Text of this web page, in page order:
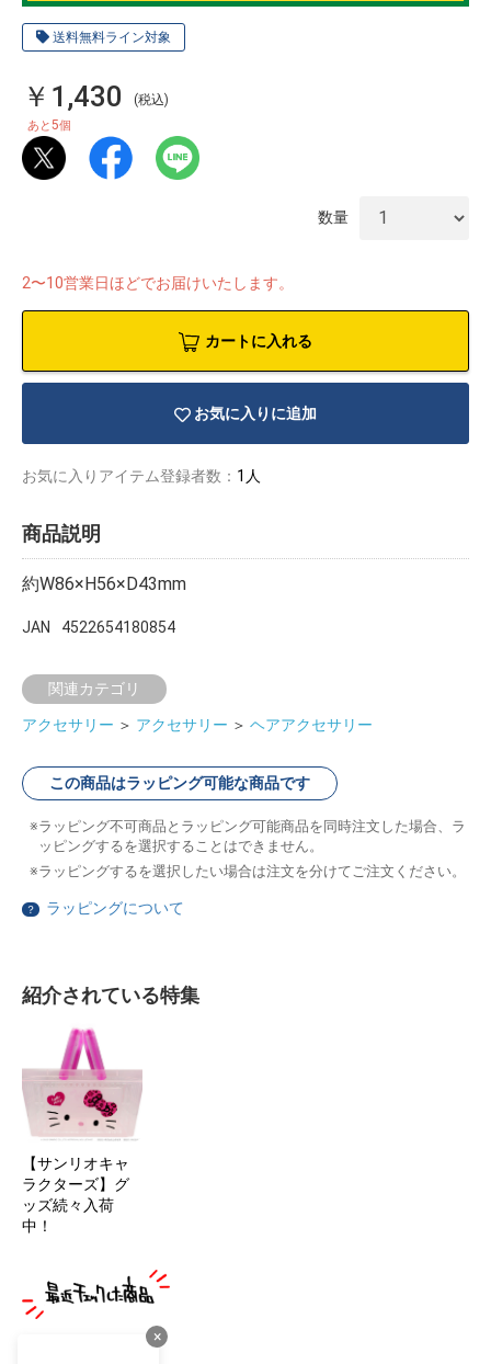
送料無料ライン対象
￥1,430 (税込)
あと5個
数量
2〜10営業日ほどでお届けいたします。
カートに入れる
お気に入りに追加
お気に入りアイテム登録者数： 1人
商品説明
約W86×H56×D43mm
JAN 4522654180854
関連カテゴリ
アクセサリー ＞ アクセサリー ＞ ヘアアクセサリー
この商品はラッピング可能な商品です
ラッピング不可商品とラッピング可能商品を同時注文した場合、ラ
ッピングするを選択することはできません。
ラッピングするを選択したい場合は注文を分けてご注文ください。
？ ラッピングについて
紹介されている特集
【サンリオキャ
ラクターズ】グ
ッズ続々入荷
中！
×
イラストレ
アダルトグ